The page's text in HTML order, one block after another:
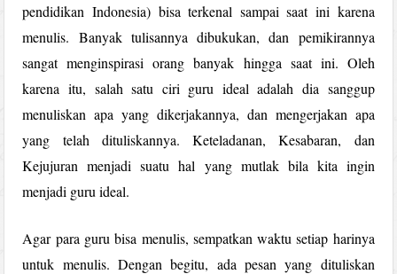
pendidikan Indonesia) bisa terkenal sampai saat ini karena
menulis. Banyak tulisannya dibukukan, dan pemikirannya
sangat menginspirasi orang banyak hingga saat ini. Oleh
karena itu, salah satu ciri guru ideal adalah dia sanggup
menuliskan apa yang dikerjakannya, dan mengerjakan apa
yang telah dituliskannya. Keteladanan, Kesabaran, dan
Kejujuran menjadi suatu hal yang mutlak bila kita ingin
menjadi guru ideal.
Agar para guru bisa menulis, sempatkan waktu setiap harinya
untuk menulis. Dengan begitu, ada pesan yang dituliskan